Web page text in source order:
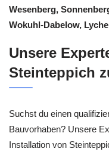
Wesenberg,
Wokuhl-Dabelow,
Unsere
Steinteppich
Suchst du einen
Bauvorhaben? Unsere
Installation von